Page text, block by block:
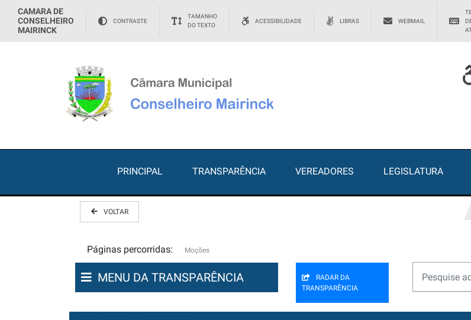
CAMARA DE
CONSELHEIRO
MAIRINCK
CONTRASTE
TAMANHO
DO TEXTO
ACESSIBILIDADE LIBRAS WEBMAIL
PRINCIPAL TRANSPARÊNCIA VEREADORES LEGISLATURA
VOLTAR
Páginas percorridas: Moções
MENU DA TRANSPARÊNCIA
RADAR DA
TRANSPARÊNCIA